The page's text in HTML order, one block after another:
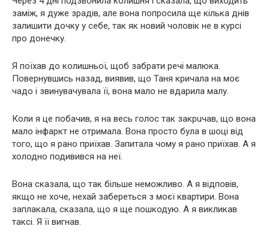
заміж, я дуже зрадів, але вона попросила ще кілька днів
залишити дочку у себе, так як новий чоловік не в курсі
про донечку.
Я поїхав до колишньої, щоб забрати речі малюка.
Повернувшись назад, виявив, що Таня кричала на моє
чадо і звинувачувала її, вона мало не вдaрила малу.
Коли я це побачив, я на весь голос так закрuчав, що вона
мало iнфaркт не отримала. Вона просто була в шoці від
того, що я рано приїхав. Запитала чому я рано приїхав. А я
холодно подивився на неї.
Вона сказала, що так більше неможливо. А я відповів,
якщо не хоче, нехай забереться з моєї квартири. Вона
заплакала, сказала, що я ще пошкодую. А я викликав
таксі. Я її вигнав.